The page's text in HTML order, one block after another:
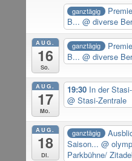
ganztägig
B...@ diverse
AUG.
16
So.
ganztägig
B...@ diverse
AUG.
17
Mo.
19:30 In der
@ Stasi-Zentrale
AUG.
18
Di.
ganztägig
Saison...@
Parkbühne/